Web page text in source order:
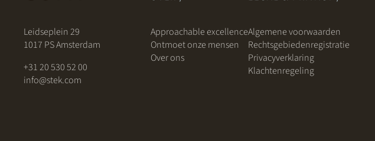
Leidseplein 29
1017 PS Amsterdam
+31 20 530 52 00
info@stek.com
Approachable excellence
Ontmoet onze mensen
Over ons
Algemene voorwaarden
Rechtsgebiedenregistratie
Privacyverklaring
Klachtenregeling